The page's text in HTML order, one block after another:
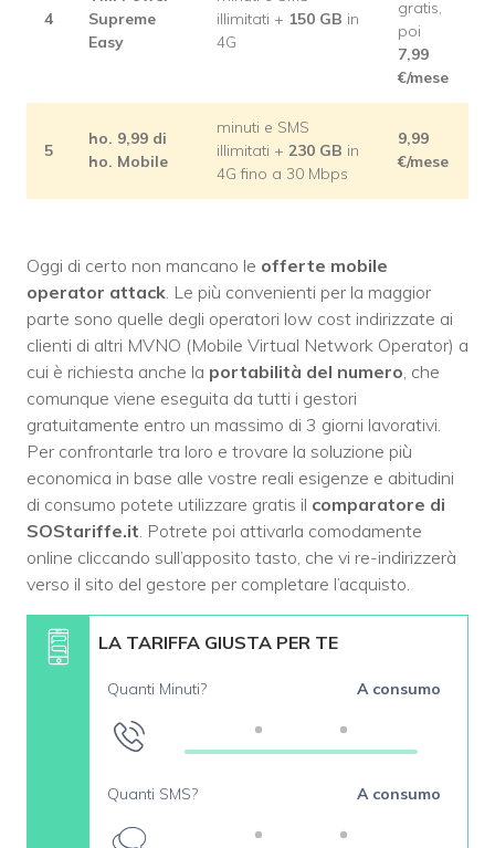
4
Supreme
Easy
illimitati + 150 GB in
4G
gratis,
poi
7,99
€/mese
5
ho. 9,99 di
ho. Mobile
minuti e SMS
illimitati + 230 GB in
4G fino a 30 Mbps
9,99
€/mese
Oggi di certo non mancano le offerte mobile
operator attack. Le più convenienti per la maggior
parte sono quelle degli operatori low cost indirizzate ai
clienti di altri MVNO (Mobile Virtual Network Operator) a
cui è richiesta anche la portabilità del numero, che
comunque viene eseguita da tutti i gestori
gratuitamente entro un massimo di 3 giorni lavorativi.
Per confrontarle tra loro e trovare la soluzione più
economica in base alle vostre reali esigenze e abitudini
di consumo potete utilizzare gratis il comparatore di
SOStariffe.it. Potrete poi attivarla comodamente
online cliccando sull’apposito tasto, che vi re-indirizzerà
verso il sito del gestore per completare l’acquisto.
LA TARIFFA GIUSTA PER TE
Quanti Minuti? A consumo
Quanti SMS? A consumo